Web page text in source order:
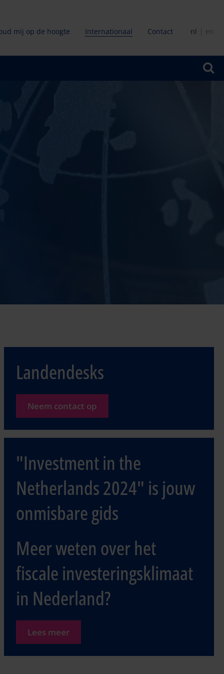
mij op de hoogte Internationaal Contact nl en
Landendesks
Neem contact op
"Investment in the
Netherlands 2024" is jouw
onmisbare gids
Meer weten over het
fiscale investeringsklimaat
in Nederland?
Lees meer